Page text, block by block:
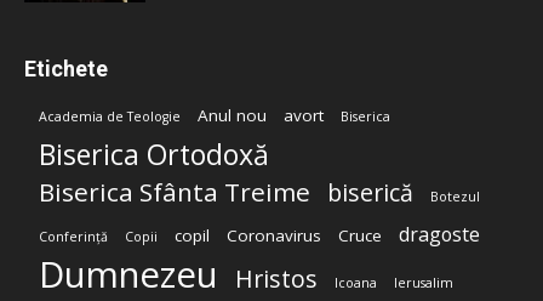
Etichete
Academia de Teologie Anul nou avort Biserica
Biserica Ortodoxă
Biserica Sfânta Treime biserică Botezul
Conferință Copii copil Coronavirus Cruce dragoste
Dumnezeu Hristos Icoana Ierusalim